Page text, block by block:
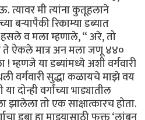
त्यावर मी त्यांना कुतूहलाने
बऱ्यापैकी रिकाम्या डब्यात
व मला म्हणाले, “ अरे, तो
ते ऐकले मात्र अन मला जणू ४४०
म्हणजे या डब्यांमध्ये अशी वर्गवारी
वर्गवारी सुद्धा कळायचे माझे वय
दोन्ही वर्गांच्या भाड्यातील
तो एक साक्षात्कारच होता.